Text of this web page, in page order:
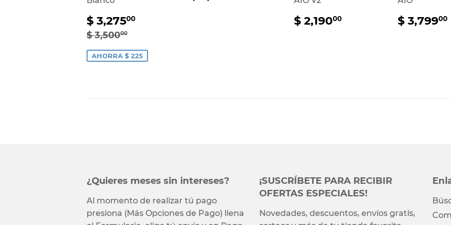
Precio
de
venta
$ 3,27500
Precio habitual
$ 3,50000
AHORRA $ 225
habitual 2,849.00
Precio
habitual
$ 2,19000
2,190.00
Precio
habitual
$ 3,79900
¿Quieres meses sin intereses?
Al momento de realizar tú pago
presiona (Más Opciones de Pago) llena
¡SUSCRÍBETE PARA RECIBIR
OFERTAS ESPECIALES!
Novedades, descuentos, envíos gratis,